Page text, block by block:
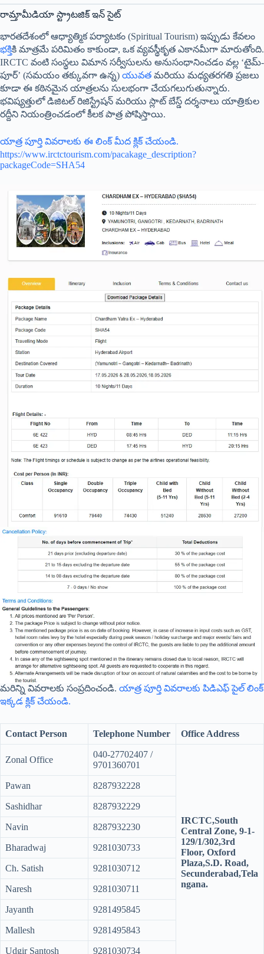
రామ్తామీడియా స్ట్రాటజిక్ ఇన్ సైట్
భారతదేశంలో ఆధ్యాత్మిక పర్యాటకం (Spiritual Tourism) ఇప్పుడు కేవలం
భక్తికి మాత్రమే పరిమితం కాకుండా, ఒక వ్యవస్థీకృత ఎకానమీగా మారుతోంది.
IRCTC వంటి సంస్థలు విమాన సర్వీసులను అనుసంధానించడం వల్ల ‘టైమ్-
పూర్’ (సమయం తక్కువగా ఉన్న) యువత మరియు మధ్యతరగతి ప్రజలు
కూడా ఈ కఠినమైన యాత్రలను సులభంగా చేయగలుగుతున్నారు.
భవిష్యత్తులో డిజిటల్ రిజిస్ట్రేషన్ మరియు స్లాట్ బేస్డ్ దర్శనాలు యాత్రికుల
రద్దీని నియంత్రించడంలో కీలక పాత్ర పోషిస్తాయి.
యాత్ర పూర్తి వివరాలకు ఈ లింక్ మీద క్లిక్ చేయండి.
https://www.irctctourism.com/pacakage_description?
packageCode=SHA54
మరిన్ని వివరాలకు సంప్రదించండి. యాత్ర పూర్తి వివరాలకు పిడిఎఫ్ పైల్ లింక్
ఇక్కడ క్లిక్ చేయండి.
Contact Person Telephone Number Office Address
Zonal Office
040-27702407 /
9701360701
IRCTC,South
Central Zone, 9-1-
129/1/302,3rd
Floor, Oxford
Plaza,S.D. Road,
Secunderabad,Tela
ngana.
Pawan 8287932228
Sashidhar 8287932229
Navin 8287932230
Bharadwaj 9281030733
Ch. Satish 9281030712
Naresh 9281030711
Jayanth 9281495845
Mallesh 9281495843
Udgir Santosh 9281030734